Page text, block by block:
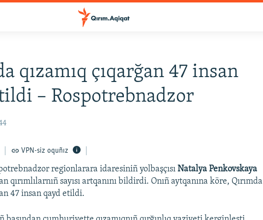
qızamıq çıqarğan 47 insan
– Rospotrebnadzor
VPN-siz oquñız
regionlarara idaresiniñ yolbaşçısıNatalya Penkovskaya
qırımlılarnıñ sayısı artqanını bildirdi. Onıñ aytqanına köre, Qırımda
47 insan qayd etildi.